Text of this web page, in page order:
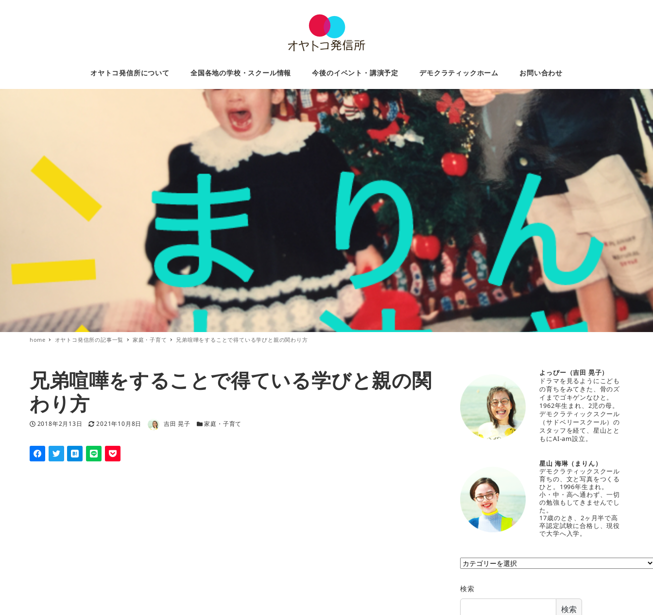
オヤトコ発信所について 全国各地の学校・スクール情報 今後のイベント・講演予定 デモクラティックホーム お問い合わせ
home オヤトコ発信所の記事一覧 家庭・子育て 兄弟喧嘩をすることで得ている学びと親の関わり方
兄弟喧嘩をすることで得ている学びと親の関
わり方
投稿日
2018年2月13日 更新日
2021年10月8日 著者 吉田 晃子 カテゴリー
家庭・子育て
よっぴー（吉田 晃子）
ドラマを見るようにこども
の育ちをみてきた、骨のズ
イまでゴキゲンなひと。
1962年生まれ、2児の母。
デモクラティックスクール
（サドベリースクール）の
スタッフを経て、星山とと
もにAI-am設立。
星山 海琳（まりん）
デモクラティックスクール
育ちの、文と写真をつくる
ひと。1996年生まれ。
小・中・高へ通わず、一切
の勉強もしてきませんでし
た。
17歳のとき、2ヶ月半で高
卒認定試験に合格し、現役
で大学へ入学。
カ
テ
リ
検索
検索